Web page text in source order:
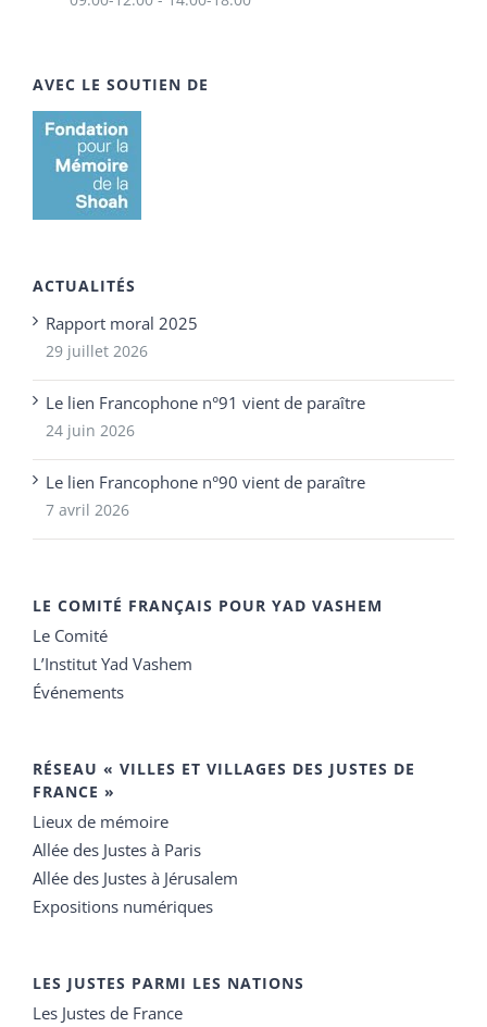
AVEC LE SOUTIEN DE
ACTUALITÉS
Rapport moral 2025
29 juillet 2026
Le lien Francophone n°91 vient de paraître
24 juin 2026
Le lien Francophone n°90 vient de paraître
7 avril 2026
LE COMITÉ FRANÇAIS POUR YAD VASHEM
Le Comité
L’Institut Yad Vashem
Événements
RÉSEAU « VILLES ET VILLAGES DES JUSTES DE
FRANCE »
Lieux de mémoire
Allée des Justes à Paris
Allée des Justes à Jérusalem
Expositions numériques
LES JUSTES PARMI LES NATIONS
Les Justes de France